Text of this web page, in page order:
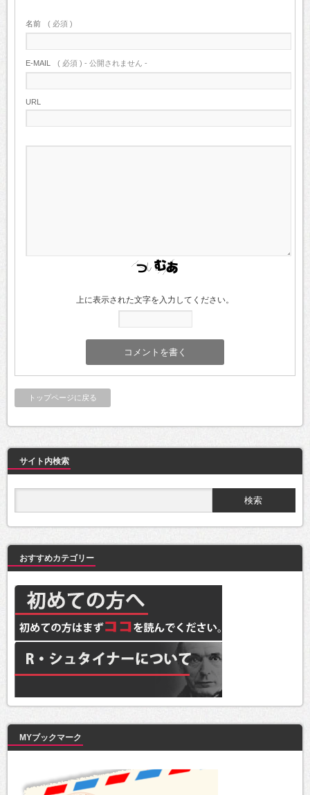
名前 ( 必須 )
E-MAIL ( 必須 ) - 公開されません -
URL
上に表示された文字を入力してください。
トップページに戻る
サイト内検索
おすすめカテゴリー
MYブックマーク